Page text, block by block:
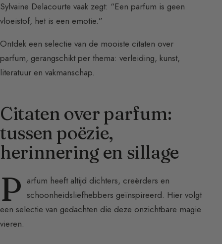
Sylvaine Delacourte vaak zegt: “Een parfum is geen
vloeistof, het is een emotie.”
Ontdek een selectie van de mooiste citaten over
parfum, gerangschikt per thema: verleiding, kunst,
literatuur en vakmanschap.
Citaten over parfum:
tussen poëzie,
herinnering en sillage
P arfum heeft altijd dichters, creërders en
schoonheidsliefhebbers geïnspireerd. Hier volgt
een selectie van gedachten die deze onzichtbare magie
vieren.